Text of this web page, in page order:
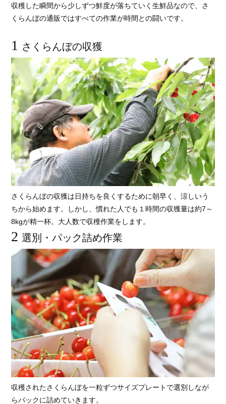
収穫した瞬間から少しずつ鮮度が落ちていく生鮮品なので、さ
くらんぼの通販ではすべての作業が時間との闘いです。
1 さくらんぼの収獲
さくらんぼの収獲は日持ちを良くするために朝早く、涼しいう
ちから始めます。しかし、慣れた人でも１時間の収獲量は約7～
8kgが精一杯。大人数で収穫作業をします。
2 選別・パック詰め作業
収穫されたさくらんぼを一粒ずつサイズプレートで選別しなが
らパックに詰めていきます。